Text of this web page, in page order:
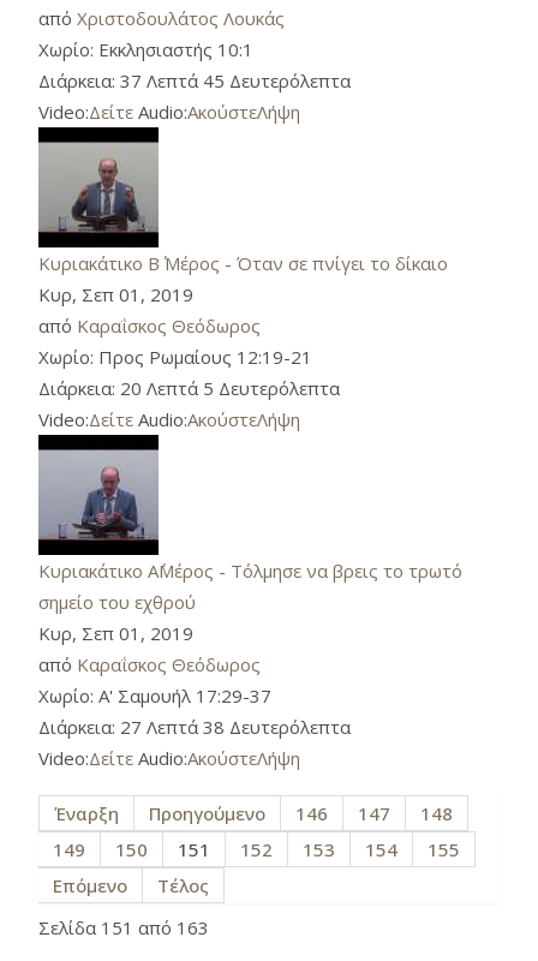
από Χριστοδουλάτος Λουκάς
Χωρίο: Εκκλησιαστής 10:1
Διάρκεια: 37 Λεπτά 45 Δευτερόλεπτα
Video:Δείτε Audio:ΑκούστεΛήψη
Κυριακάτικο B΄ Μέρος - Όταν σε πνίγει το δίκαιο
Κυρ, Σεπ 01, 2019
από Καραΐσκος Θεόδωρος
Χωρίο: Προς Ρωμαίους 12:19-21
Διάρκεια: 20 Λεπτά 5 Δευτερόλεπτα
Video:Δείτε Audio:ΑκούστεΛήψη
Κυριακάτικο Α΄Μέρος - Τόλμησε να βρεις το τρωτό
σημείο του εχθρού
Κυρ, Σεπ 01, 2019
από Καραΐσκος Θεόδωρος
Χωρίο: Α' Σαμουήλ 17:29-37
Διάρκεια: 27 Λεπτά 38 Δευτερόλεπτα
Video:Δείτε Audio:ΑκούστεΛήψη
Έναρξη Προηγούμενο 146 147
148
149
150 151 152 153 154
155
Επόμενο
Τέλος
Σελίδα 151 από 163